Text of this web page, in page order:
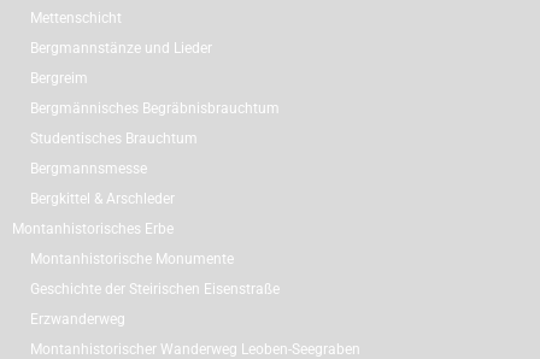
Mettenschicht
Bergmannstänze und Lieder
Bergreim
Bergmännisches Begräbnisbrauchtum
Studentisches Brauchtum
Bergmannsmesse
Bergkittel & Arschleder
Montanhistorisches Erbe
Montanhistorische Monumente
Geschichte der Steirischen Eisenstraße
Erzwanderweg
Montanhistorischer Wanderweg Leoben-Seegraben